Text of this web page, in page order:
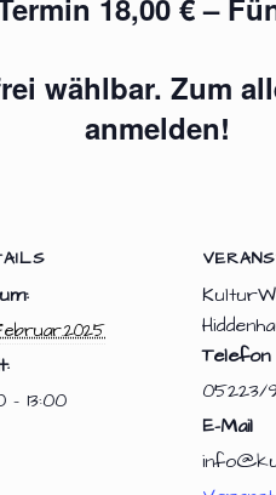
18,00 € –
wählbar. Zum
anmelden!
- 13:00
Telefon
05223/
E-Mail